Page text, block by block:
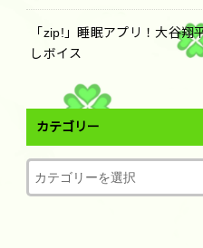
「zip!」睡眠アプリ！大谷翔
しボイス
カテゴリー